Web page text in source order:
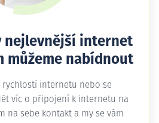
nejlevnější internet
můžeme nabídnout
rychlostí internetu nebo se
víc o připojení k internetu na
na sebe kontakt a my se vám